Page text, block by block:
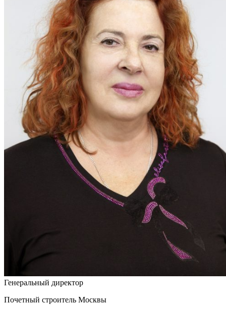
Генеральный директор
Почетный строитель Москвы